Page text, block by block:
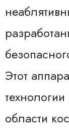
Этот
области